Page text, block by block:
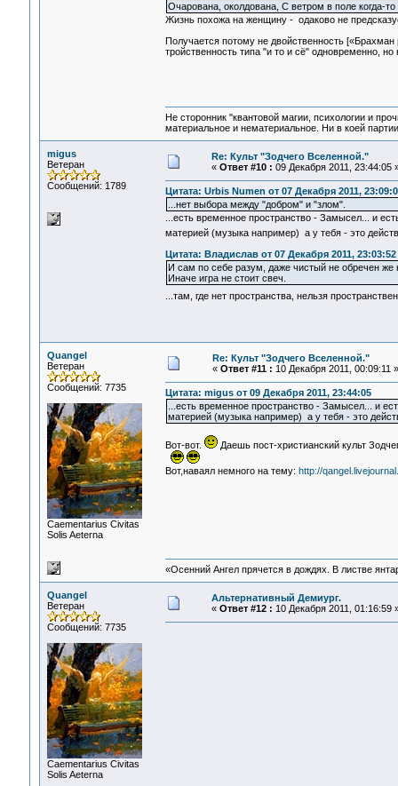
Очарована, околдована, С ветром в поле когда-
Жизнь похожа на женщину - одаково не
Получается потому не двойственность
тройственность типа "и то и сё" одновременно,
Не сторонник "квантовой магии, психологии и
материальное и нематериальное. Ни в коей
migus
Ветеран
Сообщений: 1789
Re: Культ "Зодчего Вселенной."
« Ответ #10 : 09 Декабря 2011, 23:44:05
Цитата: Urbis Numen от 07 Декабря 2011,
...нет выбора между "добром" и "злом".
...есть временное пространство - Замысел... и
материей (музыка например) а у тебя - это
Цитата: Владислав от 07 Декабря 2011, 23:03:52
И сам по себе разум, даже чистый не обречен же
Иначе игра не стоит свеч.
...там, где нет пространства, нельзя
Quangel
Ветеран
Сообщений: 7735
Сaementarius Civitas
Solis Aeterna
Re: Культ "Зодчего Вселенной."
« Ответ #11 : 10 Декабря 2011, 00:09:11 »
Цитата: migus от 09 Декабря 2011, 23:44:05
...есть временное пространство - Замысел... и
материей (музыка например) а у тебя - это
Вот-вот. Даешь пост-христианский культ
Вот,наваял немного на тему: http://
«Осенний Ангел прячется в дождях. В листве
Quangel
Ветеран
Сообщений: 7735
Сaementarius Civitas
Solis Aeterna
Альтернативный Демиург.
« Ответ #12 : 10 Декабря 2011, 01:16:59